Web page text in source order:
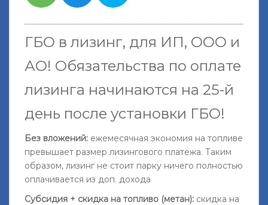
ГБО в лизинг, для ИП, ООО и
АО! Обязательства по оплате
лизинга начинаются на 25-й
день после установки ГБО!
Без вложений: ежемесячная экономия на топливе
превышает размер лизингового платежа. Таким
образом, лизинг не стоит парку ничего полностью
оплачивается из доп. дохода
Субсидия + скидка на топливо (метан): скидка на